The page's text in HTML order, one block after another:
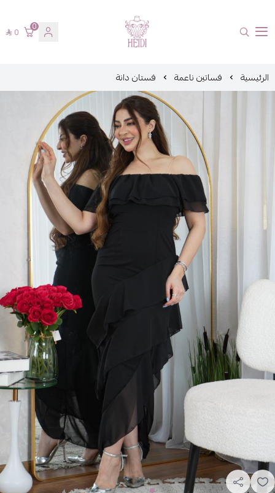
هايدي فاشن
0
0
الرئيسية فساتين ناعمة فستان دانة